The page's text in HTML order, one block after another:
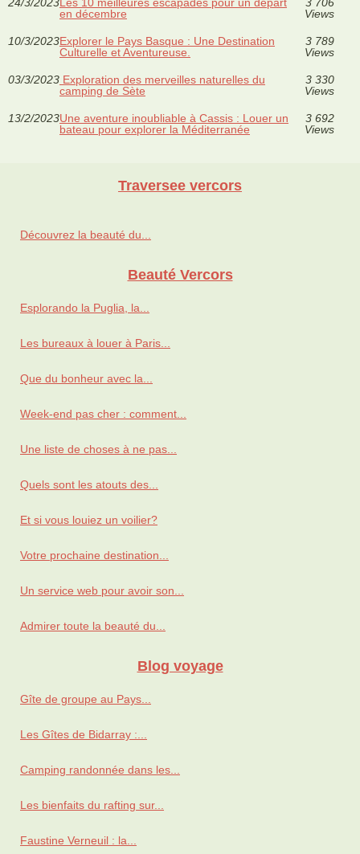
en décembre
Views
10/3/2023Explorer le Pays Basque : Une Destination
Culturelle et Aventureuse.
3 789
Views
03/3/2023 Exploration des merveilles naturelles du
camping de Sète
3 330
Views
13/2/2023Une aventure inoubliable à Cassis : Louer un
bateau pour explorer la Méditerranée
3 692
Views
Traversee vercors
Découvrez la beauté du...
Beauté Vercors
Esplorando la Puglia, la...
Les bureaux à louer à Paris...
Que du bonheur avec la...
Week-end pas cher : comment...
Une liste de choses à ne pas...
Quels sont les atouts des...
Et si vous louiez un voilier?
Votre prochaine destination...
Un service web pour avoir son...
Admirer toute la beauté du...
Blog voyage
Gîte de groupe au Pays...
Les Gîtes de Bidarray :...
Camping randonnée dans les...
Les bienfaits du rafting sur...
Faustine Verneuil : la...